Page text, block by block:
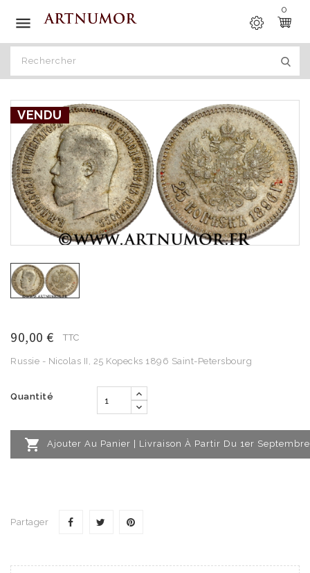

0
VENDU
90,00 € TTC
Russie - Nicolas II, 25 Kopecks 1896 Saint-Petersbourg
Quantité
 Ajouter Au Panier | Livraison À Partir Du 1er Septembre
Partager